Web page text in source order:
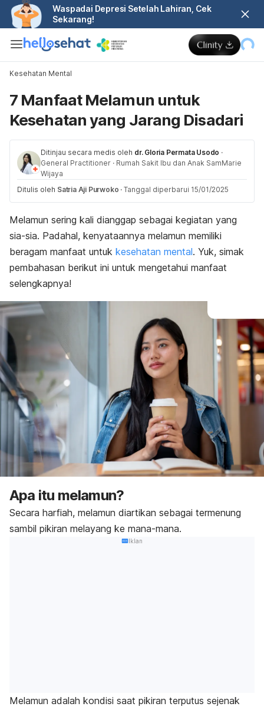
Waspadai Depresi Setelah Lahiran, Cek
Sekarang!
Kesehatan Mental
7 Manfaat Melamun untuk
Kesehatan yang Jarang Disadari
Ditinjau secara medis oleh dr. Gloria Permata Usodo ·
General Practitioner · Rumah Sakit Ibu dan Anak SamMarie
Wijaya
Ditulis oleh Satria Aji Purwoko · Tanggal diperbarui 15/01/2025
Melamun sering kali dianggap sebagai kegiatan yang
sia-sia. Padahal, kenyataannya melamun memiliki
beragam manfaat untuk kesehatan mental. Yuk, simak
pembahasan berikut ini untuk mengetahui manfaat
selengkapnya!
Apa itu melamun?
Secara harfiah, melamun diartikan sebagai termenung
sambil pikiran melayang ke mana-mana.
Iklan
Melamun adalah kondisi saat pikiran terputus sejenak